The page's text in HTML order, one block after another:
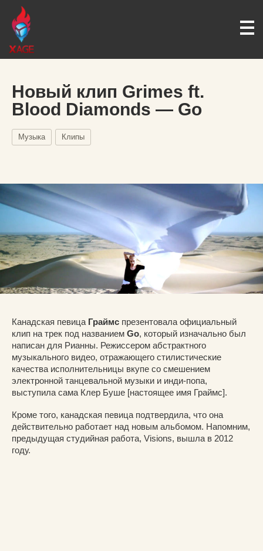
Новый клип Grimes ft.
Blood Diamonds — Go
Музыка Клипы
Канадская певица Граймс презентовала официальный
клип на трек под названием Go, который изначально был
написан для Рианны. Режиссером абстрактного
музыкального видео, отражающего стилистические
качества исполнительницы вкупе со смешением
электронной танцевальной музыки и инди-попа,
выступила сама Клер Буше [настоящее имя Граймс].
Кроме того, канадская певица подтвердила, что она
действительно работает над новым альбомом. Напомним,
предыдущая студийная работа, Visions, вышла в 2012
году.